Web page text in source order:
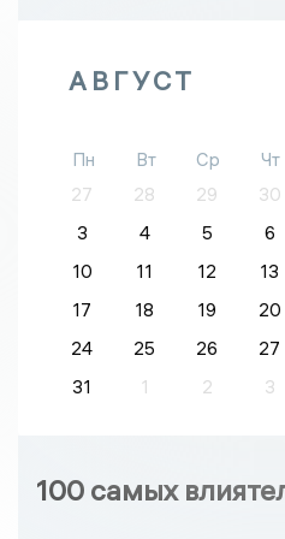
АВГУСТ
Пн Вт Ср Чт
27
28 29 30
3
4 5 6
10
11 12 13
17
18 19 20
24
25 26 27
31
1 2 3
100 самых